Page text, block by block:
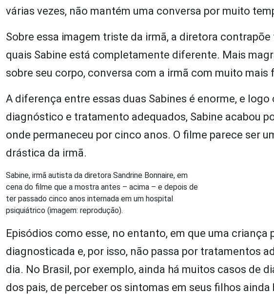
várias vezes, não mantém uma conversa por muito
Sobre essa imagem triste da irmã, a diretora
quais Sabine está completamente diferente. Mais
sobre seu corpo, conversa com a irmã com muito mais
A diferença entre essas duas Sabines é enorme, e
diagnóstico e tratamento adequados, Sabine acabou
onde permaneceu por cinco anos. O filme parece ser
drástica da irmã.
Sabine, irmã autista da diretora Sandrine Bonnaire, em
cena do filme que a mostra antes – acima – e depois de
ter passado cinco anos internada em um hospital
psiquiátrico (imagem: reprodução).
Episódios como esse, no entanto, em que uma
diagnosticada e, por isso, não passa por tratamentos
dia. No Brasil, por exemplo, ainda há muitos casos de
dos pais, de perceber os sintomas em seus filhos